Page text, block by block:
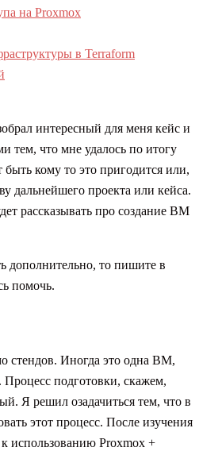
на Proxmox
в Terraform
интересный для меня кейс и
тем, что мне удалось по итогу
кому то это пригодится или,
дальнейшего проекта или кейса.
рассказывать про создание ВМ
дополнительно, то пишите в
помочь.
стендов. Иногда это одна ВМ,
Процесс подготовки, скажем,
Я решил озадачиться тем, что в
этот процесс. После изучения
использованию Proxmox +